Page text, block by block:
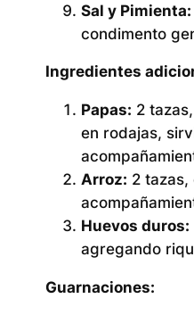
Sal y Pimienta:
condimento
Ingredientes
Papas: 2
en rodajas,
Arroz: 2
Huevos duros:
agregando
Guarnaciones: